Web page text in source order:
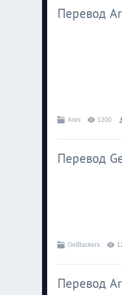
Перевод
Ares 1200
Перевод
GetBackers
Перевод